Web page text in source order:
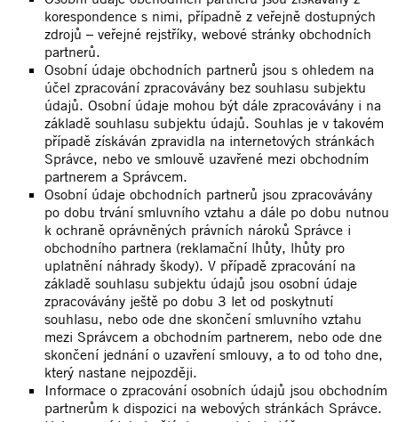
korespondence s nimi, případně z veřejně dostupných
zdrojů – veřejné rejstříky, webové stránky obchodních
partnerů.
Osobní údaje obchodních partnerů jsou s ohledem na
účel zpracování zpracovávány bez souhlasu subjektu
údajů. Osobní údaje mohou být dále zpracovávány i na
základě souhlasu subjektu údajů. Souhlas je v takovém
případě získáván zpravidla na internetových stránkách
Správce, nebo ve smlouvě uzavřené mezi obchodním
partnerem a Správcem.
Osobní údaje obchodních partnerů jsou zpracovávány
po dobu trvání smluvního vztahu a dále po dobu nutnou
k ochraně oprávněných právních nároků Správce i
obchodního partnera (reklamační lhůty, lhůty pro
uplatnění náhrady škody). V případě zpracování na
základě souhlasu subjektu údajů jsou osobní údaje
zpracovávány ještě po dobu 3 let od poskytnutí
souhlasu, nebo ode dne skončení smluvního vztahu
mezi Správcem a obchodním partnerem, nebo ode dne
skončení jednání o uzavření smlouvy, a to od toho dne,
který nastane nejpozději.
Informace o zpracování osobních údajů jsou obchodním
partnerům k dispozici na webových stránkách Správce.